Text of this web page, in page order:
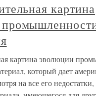
картина
картина эволюции
который дает
на все его недостатки,